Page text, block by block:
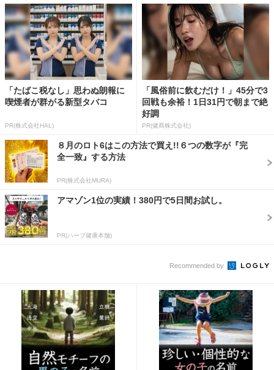
「たばこ税なし」思わぬ朗報に
喫煙者が群がる新型タバコ
PR(株式会社HAL)
「風俗前に飲むだけ！」45分で3
回戦も余裕！1日31円で朝まで絶
好調
PR(健商株式会社)
８月のロト6はこの方法で買え!!６つの数字が『完
全一致』する方法
PR(株式会社MURA)
アマゾン1位の実績！380円で5日間お試し。
PR(ハーブ健康本舗)
Recommended by